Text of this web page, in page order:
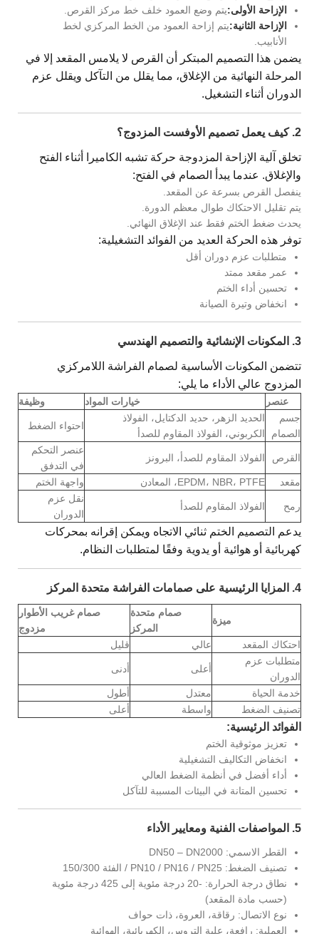
الإزاحة الأولى:يتم وضع العمود خلف خط مركز القرص.
الإزاحة الثانية:يتم إزاحة العمود من الخط المركزي لخط
الأنابيب.
يضمن هذا التصميم المبتكر أن القرص لا يلامس المقعد إلا في
المرحلة النهائية من الإغلاق، مما يقلل من التآكل ويقلل عزم
الدوران أثناء التشغيل.
2. كيف يعمل تصميم الأوفست المزدوج؟
تخلق آلية الإزاحة المزدوجة حركة تشبه الكاميرا أثناء الفتح
والإغلاق. عندما يبدأ الصمام في الفتح:
ينفصل القرص بسرعة عن المقعد.
يتم تقليل الاحتكاك طوال معظم الدورة.
يحدث ضغط الختم فقط عند الإغلاق النهائي.
توفر هذه الحركة العديد من الفوائد التشغيلية:
متطلبات عزم دوران أقل
عمر مقعد ممتد
تحسين أداء الختم
انخفاض وتيرة الصيانة
3. المكونات الإنشائية والتصميم الهندسي
تتضمن المكونات الأساسية لصمام الفراشة اللامركزي
المزدوج عالي الأداء ما يلي:
عنصر خيارات المواد
وظيفة
جسم
الصمام
الحديد الزهر، حديد الدكتايل، الفولاذ
الكربوني، الفولاذ المقاوم للصدأ
احتواء الضغط
القرص الفولاذ المقاوم للصدأ، البرونز
عنصر التحكم
في التدفق
مقعد
EPDM، NBR، PTFE، المعادن واجهة الختم
رمح الفولاذ المقاوم للصدأ
نقل عزم
الدوران
يدعم التصميم الختم ثنائي الاتجاه ويمكن إقرانه بمحركات
كهربائية أو هوائية أو يدوية وفقًا لمتطلبات النظام.
4. المزايا الرئيسية على صمامات الفراشة متحدة المركز
ميزة
صمام متحدة
المركز
صمام غريب الأطوار
مزدوج
احتكاك المقعد
عالي
قليل
متطلبات عزم
الدوران
أعلى أدنى
خدمة الحياة معتدل
أطول
تصنيف الضغط
واسطة أعلى
الفوائد الرئيسية:
تعزيز موثوقية الختم
انخفاض التكاليف التشغيلية
أداء أفضل في أنظمة الضغط العالي
تحسين المتانة في البيئات المسببة للتآكل
5. المواصفات الفنية ومعايير الأداء
القطر الاسمي: DN50 – DN2000
تصنيف الضغط: PN10 / PN16 / PN25 / الفئة 150/300
نطاق درجة الحرارة: -20 درجة مئوية إلى 425 درجة مئوية
(حسب مادة المقعد)
نوع الاتصال: رقاقة، العروة، ذات حواف
العملية: رافعة، علبة التروس، الكهربائية، الهوائية